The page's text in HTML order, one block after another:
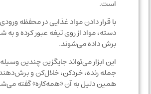
با قرار دادن مواد غذایی در محفظه ورودی و
دسته، مواد از روی تیغه عبور کرده و به شکل
برش داده می‌شوند.
این ابزار می‌تواند جایگزین چندین وسیله
جمله رنده، خردکن، خلال‌کن و برش‌دهنده
همین دلیل به آن «همه‌کاره» گفته می‌شود.